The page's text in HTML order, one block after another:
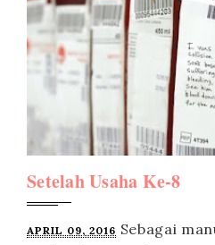
Setelah Usaha Ke-8
APRIL 09, 2016